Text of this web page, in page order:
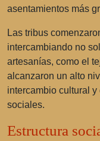
asentamientos más
Las tribus
intercambiando no
artesanías, como el
alcanzaron un alto
intercambio cultural
sociales.
Estructura